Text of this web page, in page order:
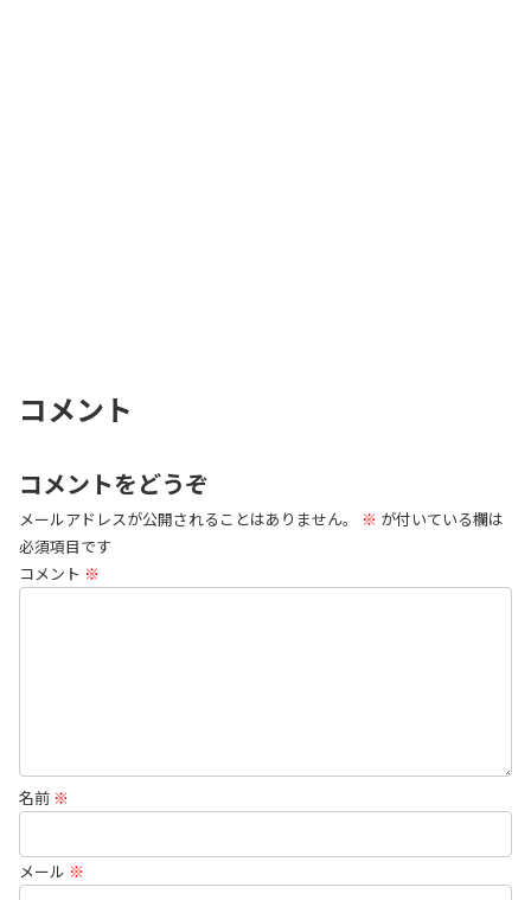
コメント
コメントをどうぞ
メールアドレスが公開されることはありません。 ※ が付いている欄は
必須項目です
コメント ※
名前 ※
メール ※